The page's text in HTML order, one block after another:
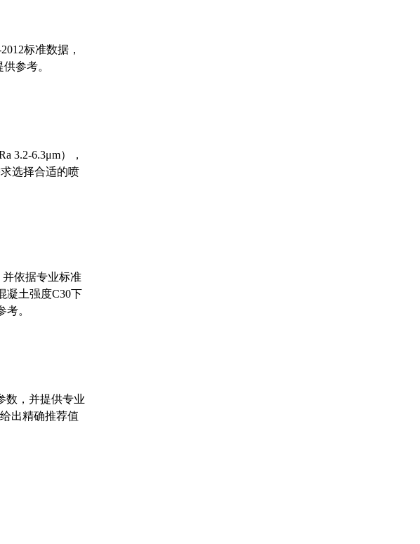
标准数据，
参考。
3.2-6.3μm），
选择合适的喷
依据专业标准
凝土强度C30下
。
数，并提供专业
出精确推荐值